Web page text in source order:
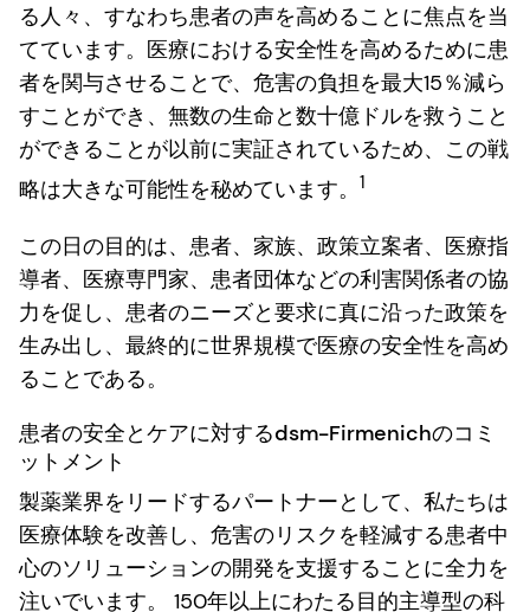
る人々、すなわち患者の声を高めることに焦点を当
てています。医療における安全性を高めるために患
者を関与させることで、危害の負担を最大15％減ら
すことができ、無数の生命と数十億ドルを救うこと
ができることが以前に実証されているため、この戦
略は大きな可能性を秘めています。 1
この日の目的は、患者、家族、政策立案者、医療指
導者、医療専門家、患者団体などの利害関係者の協
力を促し、患者のニーズと要求に真に沿った政策を
生み出し、最終的に世界規模で医療の安全性を高め
ることである。
患者の安全とケアに対するdsm-Firmenichのコミ
ットメント
製薬業界をリードするパートナーとして、私たちは
医療体験を改善し、危害のリスクを軽減する患者中
心のソリューションの開発を支援することに全力を
注いでいます。 150年以上にわたる目的主導型の科